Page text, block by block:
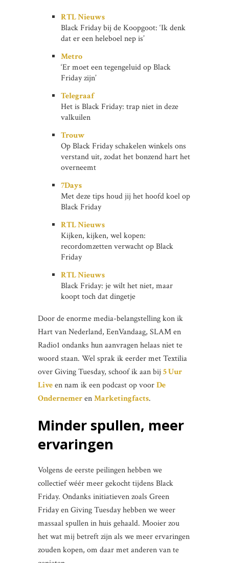
RTL Nieuws
Black Friday bij de Koopgoot: ‘Ik denk
dat er een heleboel nep is’
Metro
‘Er moet een tegengeluid op Black
Friday zijn’
Telegraaf
Het is Black Friday: trap niet in deze
valkuilen
Trouw
Op Black Friday schakelen winkels ons
verstand uit, zodat het bonzend hart het
overneemt
7Days
Met deze tips houd jij het hoofd koel op
Black Friday
RTL Nieuws
Kijken, kijken, wel kopen:
recordomzetten verwacht op Black
Friday
RTL Nieuws
Black Friday: je wilt het niet, maar
koopt toch dat dingetje
Door de enorme media-belangstelling kon ik
Hart van Nederland, EenVandaag, SLAM en
Radio1 ondanks hun aanvragen helaas niet te
woord staan. Wel sprak ik eerder met Textilia
over Giving Tuesday, schoof ik aan bij 5 Uur
Liveen nam ik een podcast op voorDe
OndernemerenMarketingfacts.
Minder spullen, meer
ervaringen
Volgens de eerste peilingen hebben we
collectief wéér meer gekocht tijdens Black
Friday. Ondanks initiatieven zoals Green
Friday en Giving Tuesday hebben we weer
massaal spullen in huis gehaald. Mooier zou
het wat mij betreft zijn als we meer ervaringen
zouden kopen, om daar met anderen van te